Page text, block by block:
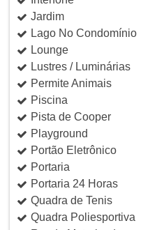
Jardim
Lago No Condomínio
Lounge
Lustres / Luminárias
Permite Animais
Piscina
Pista de Cooper
Playground
Portão Eletrônico
Portaria
Portaria 24 Horas
Quadra de Tenis
Quadra Poliesportiva